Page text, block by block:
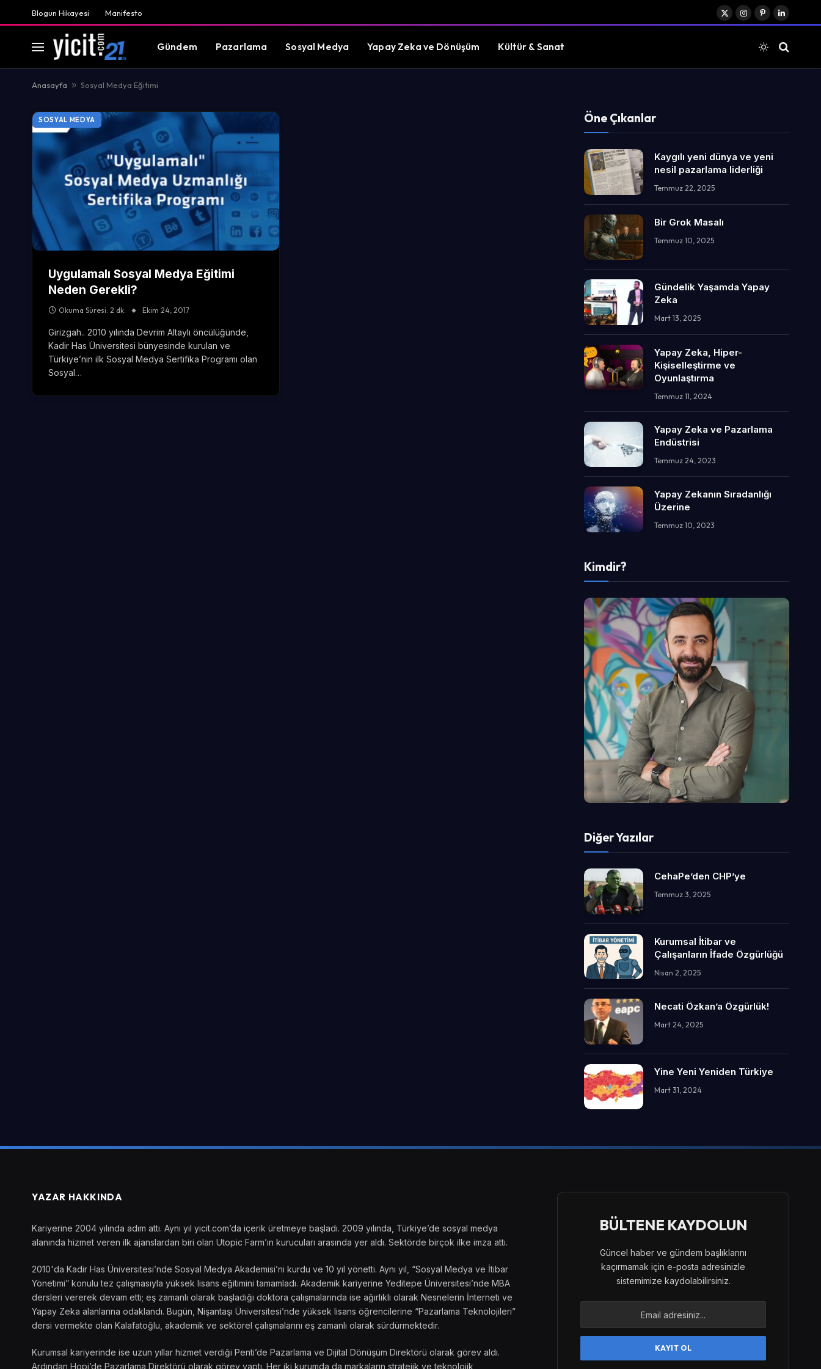
Blogun Hikayesi Manifesto
X
Instagram
PinterestLinkedIn
Gündem Pazarlama Sosyal Medya Yapay Zeka ve Dönüşüm Kültür & Sanat
Anasayfa » Sosyal Medya Eğitimi
SOSYAL MEDYA
Uygulamalı Sosyal Medya Eğitimi
Neden Gerekli?
Okuma Süresi: 2 dk. Ekim 24, 2017
Girizgah.. 2010 yılında Devrim Altaylı öncülüğünde,
Kadir Has Üniversitesi bünyesinde kurulan ve
Türkiye’nin ilk Sosyal Medya Sertifika Programı olan
Sosyal…
Öne Çıkanlar
Kaygılı yeni dünya ve yeni
nesil pazarlama liderliği
Temmuz 22, 2025
Bir Grok Masalı
Temmuz 10, 2025
Gündelik Yaşamda Yapay
Zeka
Mart 13, 2025
Yapay Zeka, Hiper-
Kişiselleştirme ve
Oyunlaştırma
Temmuz 11, 2024
Yapay Zeka ve Pazarlama
Endüstrisi
Temmuz 24, 2023
Yapay Zekanın Sıradanlığı
Üzerine
Temmuz 10, 2023
Kimdir?
Diğer Yazılar
CehaPe’den CHP’ye
Temmuz 3, 2025
Kurumsal İtibar ve
Çalışanların İfade Özgürlüğü
Nisan 2, 2025
Necati Özkan’a Özgürlük!
Mart 24, 2025
Yine Yeni Yeniden Türkiye
Mart 31, 2024
YAZAR HAKKINDA
Kariyerine 2004 yılında adım attı. Aynı yıl yicit.com’da içerik üretmeye başladı. 2009 yılında, Türkiye’de sosyal medya
alanında hizmet veren ilk ajanslardan biri olan Utopic Farm’ın kurucuları arasında yer aldı. Sektörde birçok ilke imza attı.
2010'da Kadir Has Üniversitesi’nde Sosyal Medya Akademisi’ni kurdu ve 10 yıl yönetti. Aynı yıl, “Sosyal Medya ve İtibar
Yönetimi” konulu tez çalışmasıyla yüksek lisans eğitimini tamamladı. Akademik kariyerine Yeditepe Üniversitesi’nde MBA
dersleri vererek devam etti; eş zamanlı olarak başladığı doktora çalışmalarında ise ağırlıklı olarak Nesnelerin İnterneti ve
Yapay Zeka alanlarına odaklandı. Bugün, Nişantaşı Üniversitesi’nde yüksek lisans öğrencilerine “Pazarlama Teknolojileri”
dersi vermekte olan Kalafatoğlu, akademik ve sektörel çalışmalarını eş zamanlı olarak sürdürmektedir.
Kurumsal kariyerinde ise uzun yıllar hizmet verdiği Penti’de Pazarlama ve Dijital Dönüşüm Direktörü olarak görev aldı.
Ardından Hopi’de Pazarlama Direktörü olarak görev yaptı. Her iki kurumda da markaların stratejik ve teknolojik
BÜLTENE KAYDOLUN
Güncel haber ve gündem başlıklarını
kaçırmamak için e-posta adresinizle
sistemimize kaydolabilirsiniz.